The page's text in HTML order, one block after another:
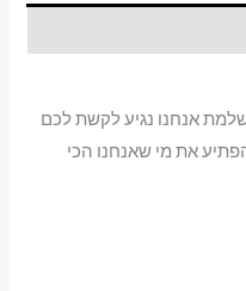
אנחנו נגיע לקשת לכם
את מי שאנחנו הכי